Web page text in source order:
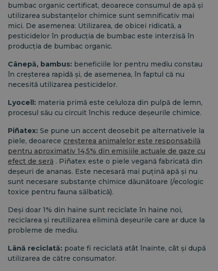
bumbac organic certificat, deoarece consumul de apă și
utilizarea substanțelor chimice sunt semnificativ mai
mici. De asemenea: Utilizarea, de obicei ridicată, a
pesticidelor în producția de bumbac este interzisă în
producția de bumbac organic.
Cânepă, bambus: beneficiile lor pentru mediu constau
în creșterea rapidă și, de asemenea, în faptul că nu
necesită utilizarea pesticidelor.
Lyocell: materia primă este celuloza din pulpă de lemn,
procesul său cu circuit închis reduce deșeurile chimice.
Piñatex: Se pune un accent deosebit pe alternativele la
piele, deoarece creșterea animalelor este responsabilă
pentru aproximativ 14,5% din emisiile actuale de gaze cu
efect de seră . Piñatex este o piele vegană fabricată din
deșeuri de ananas. Este necesară mai puțină apă și nu
sunt necesare substanțe chimice dăunătoare (/ecologic
toxice pentru fauna sălbatică).
Deși doar 1% din haine sunt reciclate în haine noi,
reciclarea și reutilizarea elimină deșeurile care ar duce la
probleme de mediu.
Lână reciclată: poate fi reciclată atât înainte, cât și după
utilizarea de către consumator.